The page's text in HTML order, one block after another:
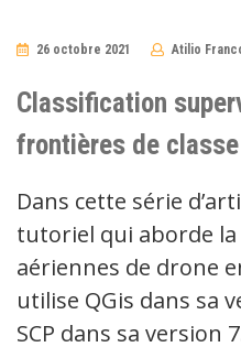
26 octobre 2021 Atilio
Classification
frontières de
Dans cette série
tutoriel qui aborde la
aériennes de drone
utilise QGis dans sa
SCP dans sa version